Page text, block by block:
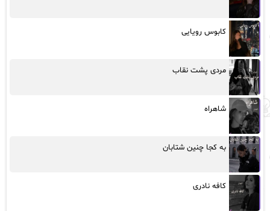
کابوس رویایی
مردی پشت نقاب
شاهراه
به کجا چنین شتابان
کافه نادری